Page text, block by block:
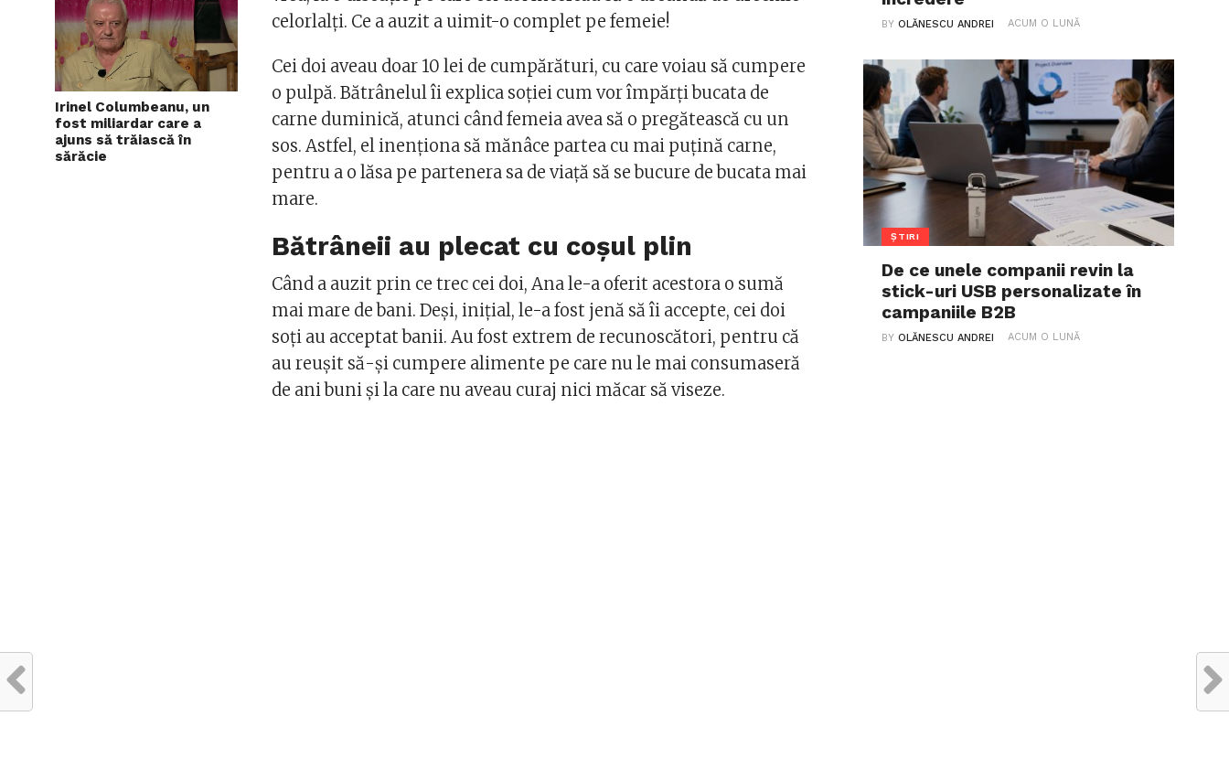
Irinel Columbeanu, un
fost miliardar care a
ajuns să trăiască în
sărăcie
celorlalți. Ce a auzit a uimit-o complet pe femeie!
Cei doi aveau doar 10 lei de cumpărături, cu care voiau să cumpere
o pulpă. Bătrânelul îi explica soției cum vor împărți bucata de
carne duminică, atunci când femeia avea să o pregătească cu un
sos. Astfel, el inenționa să mănâce partea cu mai puțină carne,
pentru a o lăsa pe partenera sa de viață să se bucure de bucata mai
mare.
Bătrâneii au plecat cu coșul plin
Când a auzit prin ce trec cei doi, Ana le-a oferit acestora o sumă
mai mare de bani. Deși, inițial, le-a fost jenă să îi accepte, cei doi
soți au acceptat banii. Au fost extrem de recunoscători, pentru că
au reușit să-și cumpere alimente pe care nu le mai consumaseră
de ani buni și la care nu aveau curaj nici măcar să viseze.
BYOLĂNESCU ANDREI ACUM O LUNĂ
ȘTIRI
De ce unele companii revin la
stick-uri USB personalizate în
campaniile B2B
BYOLĂNESCU ANDREI ACUM O LUNĂ